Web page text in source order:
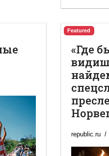
Featured
«Где
republic.ru